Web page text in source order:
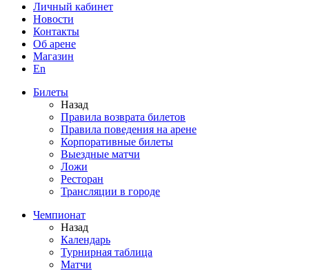
Личный кабинет
Новости
Контакты
Об арене
Магазин
En
Билеты
Назад
Правила возврата билетов
Правила поведения на арене
Корпоративные билеты
Выездные матчи
Ложи
Ресторан
Трансляции в городе
Чемпионат
Назад
Календарь
Турнирная таблица
Матчи